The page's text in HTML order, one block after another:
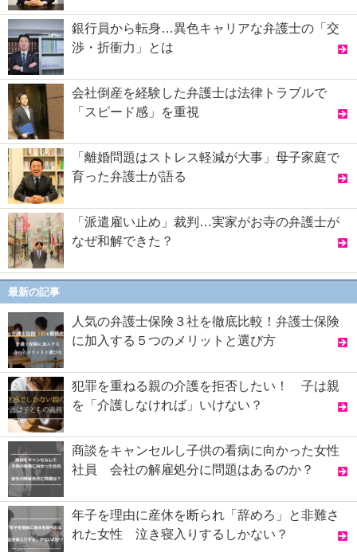
銀行員から転身…異色キャリアな弁護士の「交
渉・折衝力」とは
会社倒産を経験した弁護士は法律トラブルで
「スピード感」を重視
「離婚問題はストレス軽減が大事」母子家庭で
育った弁護士が語る
「派遣雇い止め」裁判…実家がお寺の弁護士が
なぜ和解できた？
最新の記事
人気の弁護士保険３社を徹底比較！弁護士保険
に加入する５つのメリットと選び方
犯罪を重ねる親の介護を拒否したい！ 子は親
を「介護しなければ」いけない？
商談をキャンセルし子供の看病に向かった女性
社員 会社の解雇処分に問題はあるのか？
年子を理由に産休を断られ「辞めろ」と非難さ
れた女性 泣き寝入りするしかない？